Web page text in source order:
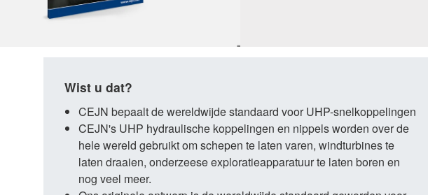
Wist u dat?
CEJN bepaalt de wereldwijde standaard voor UHP-snelkoppelingen
CEJN's UHP hydraulische koppelingen en nippels worden over de
hele wereld gebruikt om schepen te laten varen, windturbines te
laten draaien, onderzeese exploratieapparatuur te laten boren en
nog veel meer.